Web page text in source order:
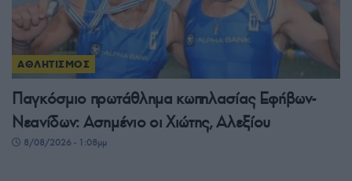
ΑΘΛΗΤΙΣΜΟΣ
Παγκόσμιο πρωτάθλημα κωπηλασίας Εφήβων-
Νεανίδων: Ασημένιο οι Χιώτης, Αλεξίου
8/08/2026 - 1:08μμ